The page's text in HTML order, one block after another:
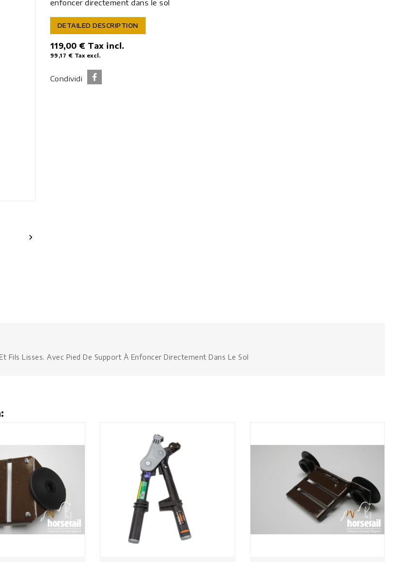

enfoncer directement dans le sol
DETAILED DESCRIPTION
119,00 € Tax incl.
99,17 € Tax excl.
Condividi
Fils Lisses. Avec Pied De Support À Enfoncer Directement Dans Le Sol